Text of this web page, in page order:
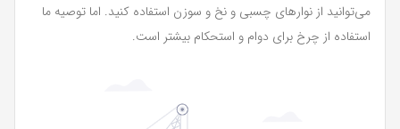
می‌توانید از نوارهای چسبی و نخ و سوزن استفاده کنید. اما توصیه ما
استفاده از چرخ برای دوام و استحکام بیشتر است.